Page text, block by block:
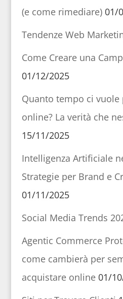
(e come rimediare) 01/
Tendenze Web
Come Creare una
01/12/2025
Quanto tempo ci vuole
online? La verità che
15/11/2025
Intelligenza Artificiale
Strategie per Brand e
01/11/2025
Social Media Trends
Agentic Commerce
come cambierà per
acquistare online 01/